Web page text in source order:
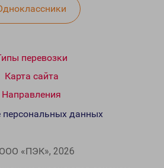
перевозки
Карта сайта
Направления
«ПЭК», 2026
персональных данных